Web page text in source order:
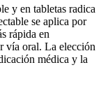
y en tabletas radica
se aplica por
rápida en
vía oral. La elección
médica y la